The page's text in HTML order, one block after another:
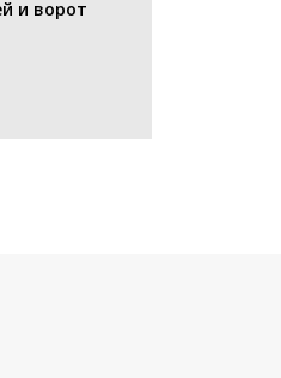
и ворот